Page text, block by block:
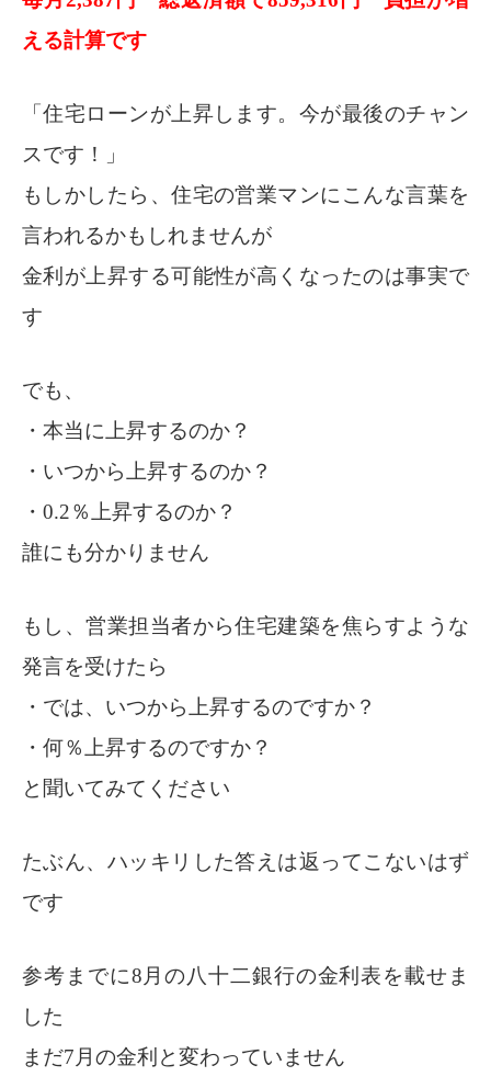
える計算です
「住宅ローンが上昇します。今が最後のチャン
スです！」
もしかしたら、住宅の営業マンにこんな言葉を
言われるかもしれませんが
金利が上昇する可能性が高くなったのは事実で
す
でも、
・本当に上昇するのか？
・いつから上昇するのか？
・0.2％上昇するのか？
誰にも分かりません
もし、営業担当者から住宅建築を焦らすような
発言を受けたら
・では、いつから上昇するのですか？
・何％上昇するのですか？
と聞いてみてください
たぶん、ハッキリした答えは返ってこないはず
です
参考までに8月の八十二銀行の金利表を載せま
した
まだ7月の金利と変わっていません